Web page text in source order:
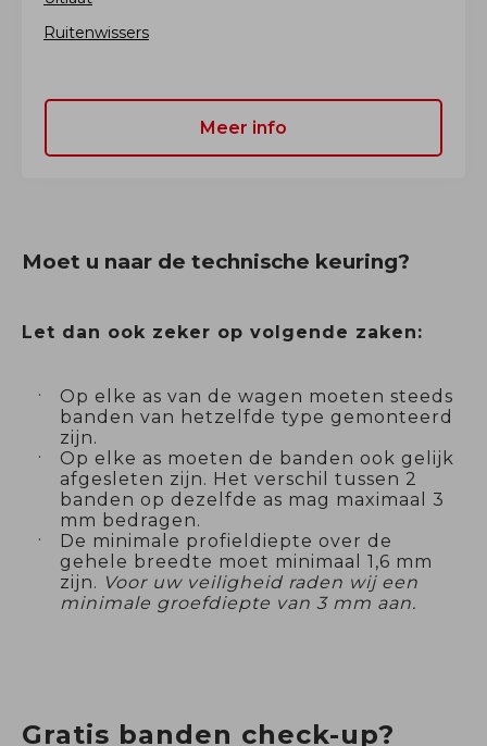
Ruitenwissers
Meer info
Moet u naar de technische keuring?
Let dan ook zeker op volgende zaken:
Op elke as van de wagen moeten steeds
banden van hetzelfde type gemonteerd
zijn.
Op elke as moeten de banden ook gelijk
afgesleten zijn. Het verschil tussen 2
banden op dezelfde as mag maximaal 3
mm bedragen.
De minimale profieldiepte over de
gehele breedte moet minimaal 1,6 mm
zijn. Voor uw veiligheid raden wij een
minimale groefdiepte van 3 mm aan.
Gratis banden check-up?